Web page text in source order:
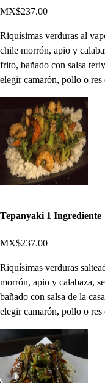
MX$237.00
Riquísimas verduras al
chile morrón, apio y
frito, bañado con salsa
elegir camarón, pollo o res
Tepanyaki 1 Ingrediente
MX$237.00
Riquísimas verduras
morrón, apio y calabaza,
bañado con salsa de la
elegir camarón, pollo o res